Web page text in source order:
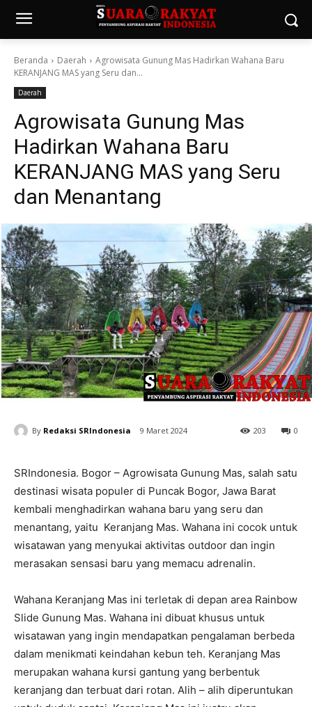
Beranda Daerah
Agrowisata Gunung Mas Hadirkan Wahana Baru
KERANJANG MAS yang Seru dan...
Daerah
Agrowisata Gunung Mas
Hadirkan Wahana Baru
KERANJANG MAS yang Seru
dan Menantang
By Redaksi SRIndonesia 9 Maret 2024 0
203
SRIndonesia. Bogor – Agrowisata Gunung Mas, salah satu
destinasi wisata populer di Puncak Bogor, Jawa Barat
kembali menghadirkan wahana baru yang seru dan
menantang, yaitu Keranjang Mas. Wahana ini cocok untuk
wisatawan yang menyukai aktivitas outdoor dan ingin
merasakan sensasi baru yang memacu adrenalin.
Wahana Keranjang Mas ini terletak di depan area Rainbow
Slide Gunung Mas. Wahana ini dibuat khusus untuk
wisatawan yang ingin mendapatkan pengalaman berbeda
dalam menikmati keindahan kebun teh. Keranjang Mas
merupakan wahana kursi gantung yang berbentuk
keranjang dan terbuat dari rotan. Alih – alih diperuntukan